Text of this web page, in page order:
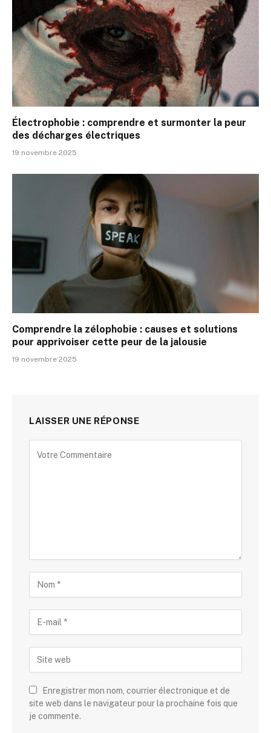
Électrophobie : comprendre et surmonter la peur
des décharges électriques
19 novembre 2025
Comprendre la zélophobie : causes et solutions
pour apprivoiser cette peur de la jalousie
19 novembre 2025
LAISSER UNE RÉPONSE
Enregistrer mon nom, courrier électronique et de
site web dans le navigateur pour la prochaine fois que
je commente.